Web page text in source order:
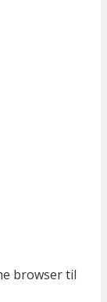
browser til